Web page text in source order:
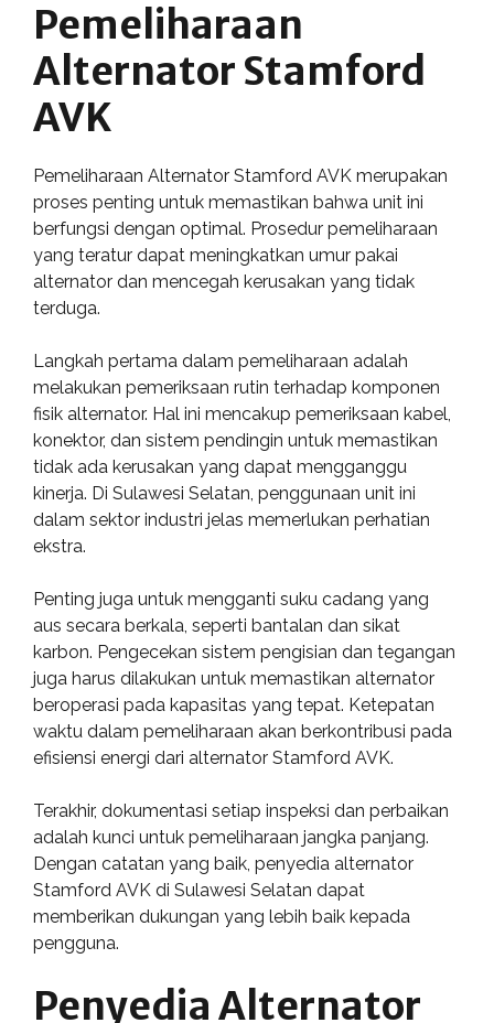
Pemeliharaan
Alternator Stamford
AVK
Pemeliharaan Alternator Stamford AVK merupakan
proses penting untuk memastikan bahwa unit ini
berfungsi dengan optimal. Prosedur pemeliharaan
yang teratur dapat meningkatkan umur pakai
alternator dan mencegah kerusakan yang tidak
terduga.
Langkah pertama dalam pemeliharaan adalah
melakukan pemeriksaan rutin terhadap komponen
fisik alternator. Hal ini mencakup pemeriksaan kabel,
konektor, dan sistem pendingin untuk memastikan
tidak ada kerusakan yang dapat mengganggu
kinerja. Di Sulawesi Selatan, penggunaan unit ini
dalam sektor industri jelas memerlukan perhatian
ekstra.
Penting juga untuk mengganti suku cadang yang
aus secara berkala, seperti bantalan dan sikat
karbon. Pengecekan sistem pengisian dan tegangan
juga harus dilakukan untuk memastikan alternator
beroperasi pada kapasitas yang tepat. Ketepatan
waktu dalam pemeliharaan akan berkontribusi pada
efisiensi energi dari alternator Stamford AVK.
Terakhir, dokumentasi setiap inspeksi dan perbaikan
adalah kunci untuk pemeliharaan jangka panjang.
Dengan catatan yang baik, penyedia alternator
Stamford AVK di Sulawesi Selatan dapat
memberikan dukungan yang lebih baik kepada
pengguna.
Penyedia Alternator